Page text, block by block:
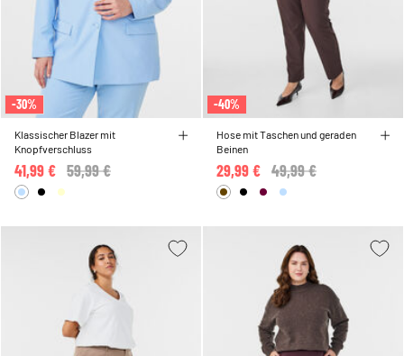
-30%
Klassischer Blazer mit
Knopfverschluss
Price reduced from
59,99 €
41,99 €
-40%
Hose mit Taschen und geraden
Beinen
Price reduced from
49,99 €
29,99 €